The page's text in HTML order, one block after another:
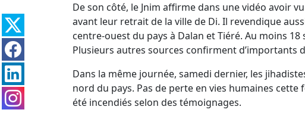
De son côté, le Jnim affirme dans une vidéo avoir
avant leur retrait de la ville de Di. Il revendique
centre-ouest du pays à Dalan et Tiéré. Au moins
Plusieurs autres sources confirment d’importants
Dans la même journée, samedi dernier, les
nord du pays. Pas de perte en vies humaines
été incendiés selon des témoignages.